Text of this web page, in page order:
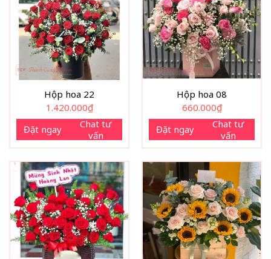
Hộp hoa 22
1.420.000₫
Đặt ngay
Chat tư
vấn
Hộp hoa 08
660.000₫
Đặt ngay
Chat tư
vấn